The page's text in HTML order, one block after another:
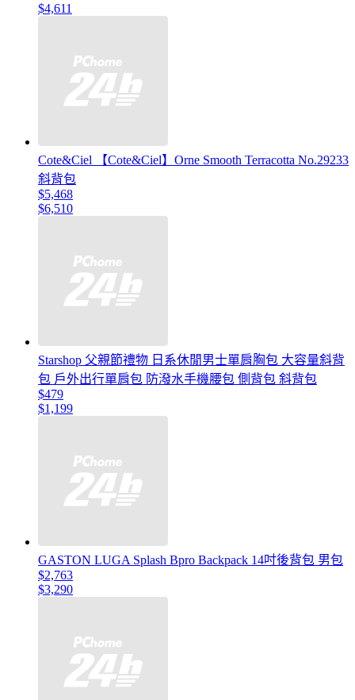
$4,611
Cote&Ciel 【Cote&Ciel】Orne Smooth Terracotta No.29233
斜背包
$5,468
$6,510
Starshop 父親節禮物 日系休閒男士單肩胸包 大容量斜背
包 戶外出行單肩包 防潑水手機腰包 側背包 斜背包
$479
$1,199
GASTON LUGA Splash Bpro Backpack 14吋後背包 男包
$2,763
$3,290